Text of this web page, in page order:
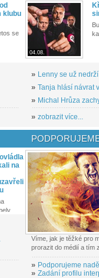
klubu
se
04.08.
» Lenny se už
» Tanja hlásí návrat
» Michal Hrůza
» zobrazit více...
na
Víme, jak je těžké pro
prorazit do médií a tím
» Podporujeme
» Zadání profilu